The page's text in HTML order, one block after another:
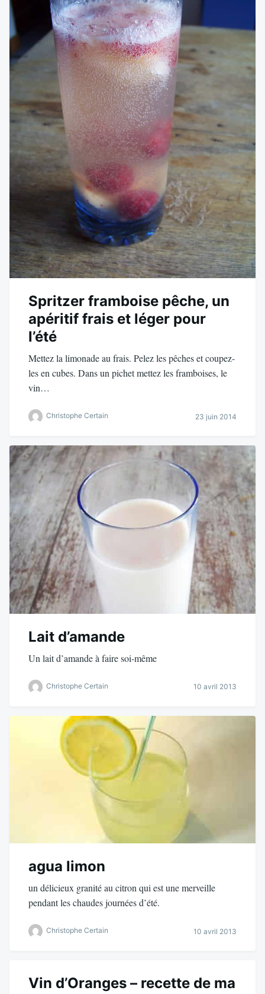
Spritzer framboise pêche, un
apéritif frais et léger pour
l’été
Mettez la limonade au frais. Pelez les pêches et coupez-
les en cubes. Dans un pichet mettez les framboises, le
vin…
Christophe Certain 23 juin 2014
Lait d’amande
Un lait d’amande à faire soi-même
Christophe Certain 10 avril 2013
agua limon
un délicieux granité au citron qui est une merveille
pendant les chaudes journées d’été.
Christophe Certain 10 avril 2013
Vin d’Oranges – recette de ma